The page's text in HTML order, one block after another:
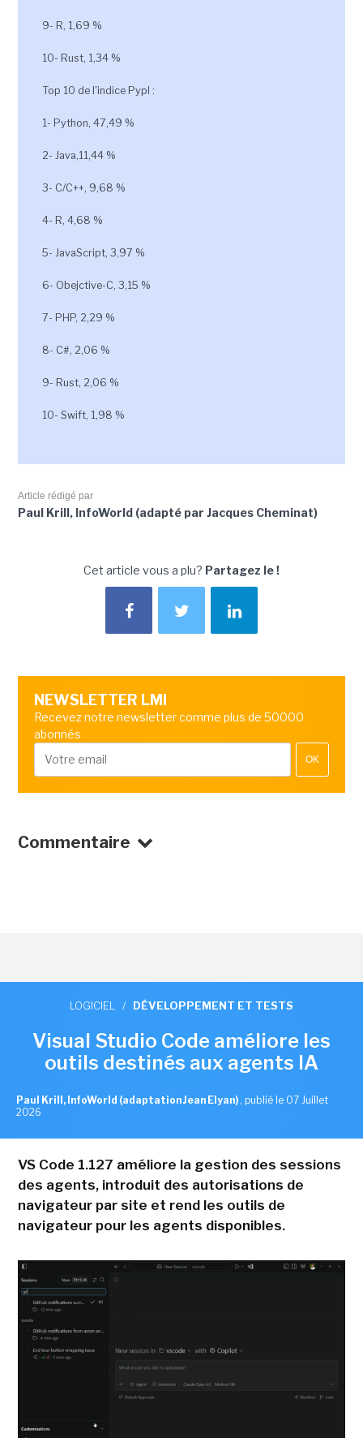
9- R, 1,69 %
10- Rust, 1,34 %
Top 10 de l'indice Pypl :
1- Python, 47,49 %
2- Java,11,44 %
3- C/C++, 9,68 %
4- R, 4,68 %
5- JavaScript, 3,97 %
6- Obejctive-C, 3,15 %
7- PHP, 2,29 %
8- C#, 2,06 %
9- Rust, 2,06 %
10- Swift, 1,98 %
Article rédigé par
Paul Krill, InfoWorld (adapté par Jacques Cheminat)
Cet article vous a plu? Partagez le !
NEWSLETTER LMI
Recevez notre newsletter comme plus de 50000
abonnés
OK
Commentaire
LOGICIEL / DÉVELOPPEMENT ET TESTS
Visual Studio Code améliore les
outils destinés aux agents IA
Paul Krill, InfoWorld (adaptation Jean Elyan) , publié le 07 Juillet
2026
VS Code 1.127 améliore la gestion des sessions
des agents, introduit des autorisations de
navigateur par site et rend les outils de
navigateur pour les agents disponibles.